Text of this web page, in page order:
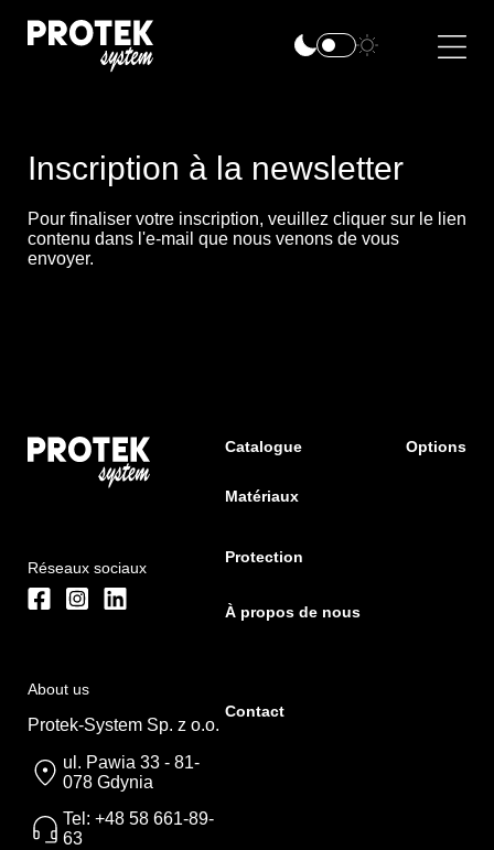
Inscription à la newsletter
Pour finaliser votre inscription, veuillez cliquer sur le lien
contenu dans l'e-mail que nous venons de vous
envoyer.
Réseaux sociaux
About us
Protek-System Sp. z o.o.
ul. Pawia 33 - 81-
078 Gdynia
Tel: +48 58 661-89-
63
Catalogue Options
Matériaux
Protection
À propos de nous
Contact